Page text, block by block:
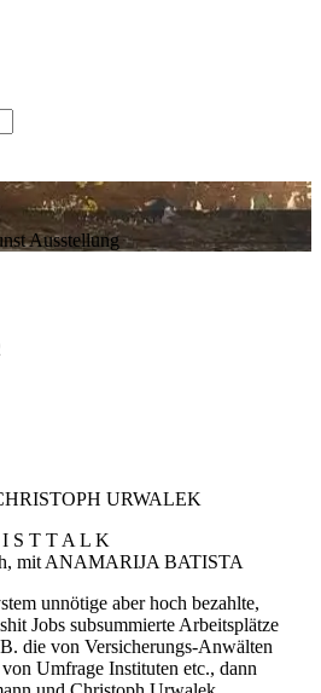
Ausstellung
URWALEK
S T T A L K
mit ANAMARIJA BATISTA
unnötige aber hoch bezahlte,
Jobs subsummierte Arbeitsplätze
die von Versicherungs-Anwälten
Umfrage Instituten etc., dann